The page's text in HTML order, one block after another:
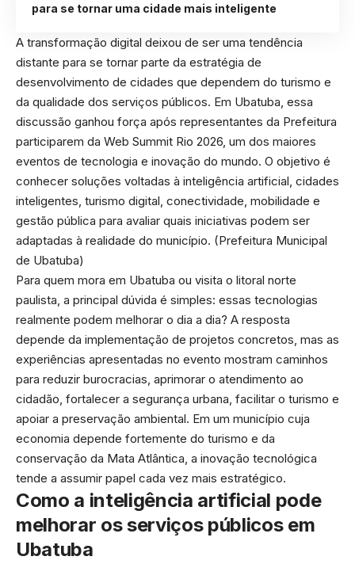
para se tornar uma cidade mais inteligente
A transformação digital deixou de ser uma tendência
distante para se tornar parte da estratégia de
desenvolvimento de cidades que dependem do turismo e
da qualidade dos serviços públicos. Em Ubatuba, essa
discussão ganhou força após representantes da Prefeitura
participarem da Web Summit Rio 2026, um dos maiores
eventos de tecnologia e inovação do mundo. O objetivo é
conhecer soluções voltadas à inteligência artificial, cidades
inteligentes, turismo digital, conectividade, mobilidade e
gestão pública para avaliar quais iniciativas podem ser
adaptadas à realidade do município. (Prefeitura Municipal
de Ubatuba)
Para quem mora em Ubatuba ou visita o litoral norte
paulista, a principal dúvida é simples: essas tecnologias
realmente podem melhorar o dia a dia? A resposta
depende da implementação de projetos concretos, mas as
experiências apresentadas no evento mostram caminhos
para reduzir burocracias, aprimorar o atendimento ao
cidadão, fortalecer a segurança urbana, facilitar o turismo e
apoiar a preservação ambiental. Em um município cuja
economia depende fortemente do turismo e da
conservação da Mata Atlântica, a inovação tecnológica
tende a assumir papel cada vez mais estratégico.
Como a inteligência artificial pode
melhorar os serviços públicos em
Ubatuba